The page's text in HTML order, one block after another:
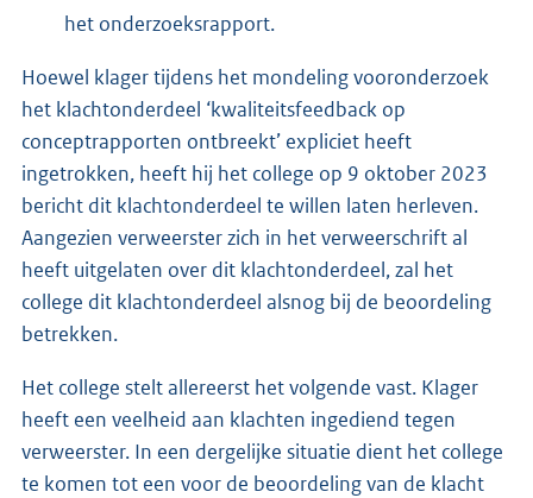
het onderzoeksrapport.
Hoewel klager tijdens het mondeling vooronderzoek
het klachtonderdeel ‘kwaliteitsfeedback op
conceptrapporten ontbreekt’ expliciet heeft
ingetrokken, heeft hij het college op 9 oktober 2023
bericht dit klachtonderdeel te willen laten herleven.
Aangezien verweerster zich in het verweerschrift al
heeft uitgelaten over dit klachtonderdeel, zal het
college dit klachtonderdeel alsnog bij de beoordeling
betrekken.
Het college stelt allereerst het volgende vast. Klager
heeft een veelheid aan klachten ingediend tegen
verweerster. In een dergelijke situatie dient het college
te komen tot een voor de beoordeling van de klacht